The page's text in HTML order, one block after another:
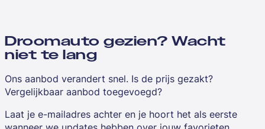
Droomauto gezien? Wacht
niet te lang
Ons aanbod verandert snel. Is de prijs gezakt?
Vergelijkbaar aanbod toegevoegd?
Laat je e-mailadres achter en je hoort het als eerste